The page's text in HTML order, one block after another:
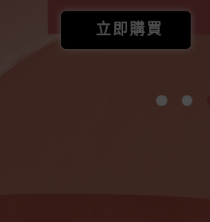
立即購買